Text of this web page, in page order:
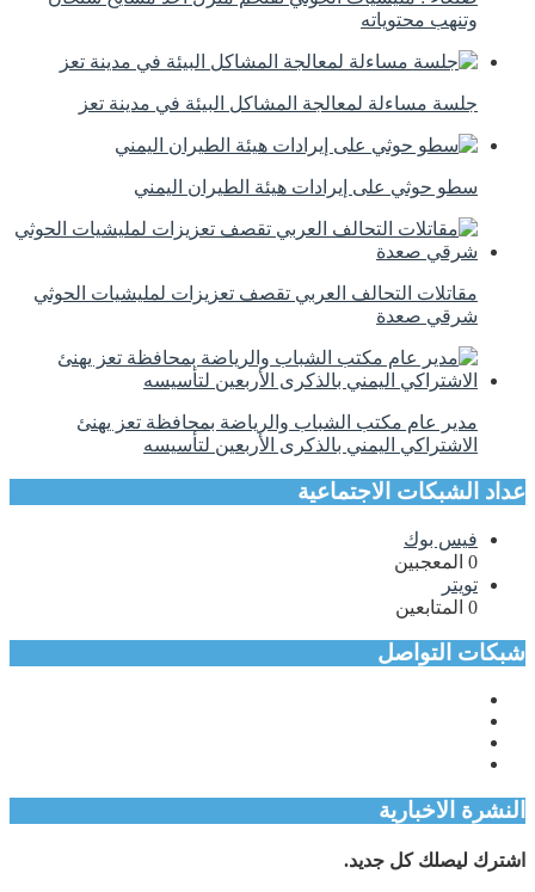
وتنهب محتوياته
جلسة مساءلة لمعالجة المشاكل البيئة في مدينة تعز
سطو حوثي على إيرادات هيئة الطيران اليمني
مقاتلات التحالف العربي تقصف تعزيزات لمليشيات الحوثي
شرقي صعدة
مدير عام مكتب الشباب والرياضة بمحافظة تعز يهنئ
الاشتراكي اليمني بالذكرى الأربعين لتأسيسه
عداد الشبكات الاجتماعية
فيس بوك
0 المعجبين
تويتر
0 المتابعين
شبكات التواصل
النشرة الاخبارية
اشترك ليصلك كل جديد.